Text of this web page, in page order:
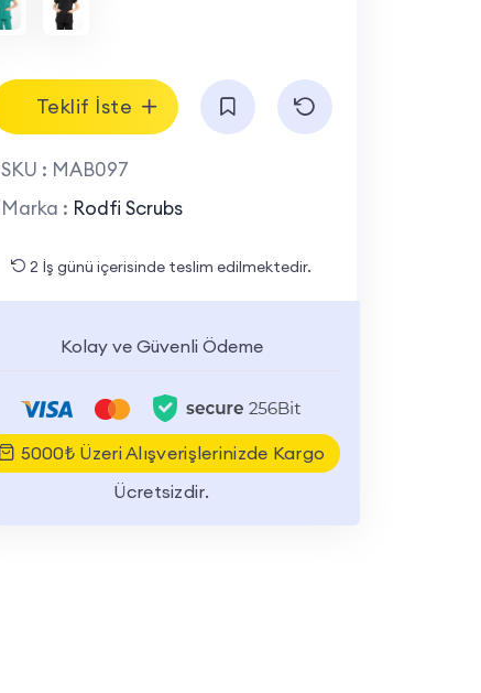
Teklif İste
SKU : MAB097
Marka : Rodfi Scrubs
2 İş günü içerisinde teslim edilmektedir.
Kolay ve Güvenli Ödeme
5000₺ Üzeri Alışverişlerinizde Kargo
Ücretsizdir.